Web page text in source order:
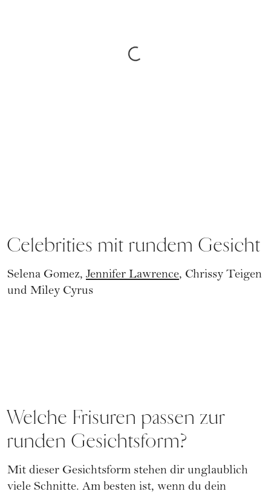
Celebrities mit rundem Gesicht
Selena Gomez, Jennifer Lawrence, Chrissy Teigen
und Miley Cyrus
Welche Frisuren passen zur
runden Gesichtsform?
Mit dieser Gesichtsform stehen dir unglaublich
viele Schnitte. Am besten ist, wenn du dein